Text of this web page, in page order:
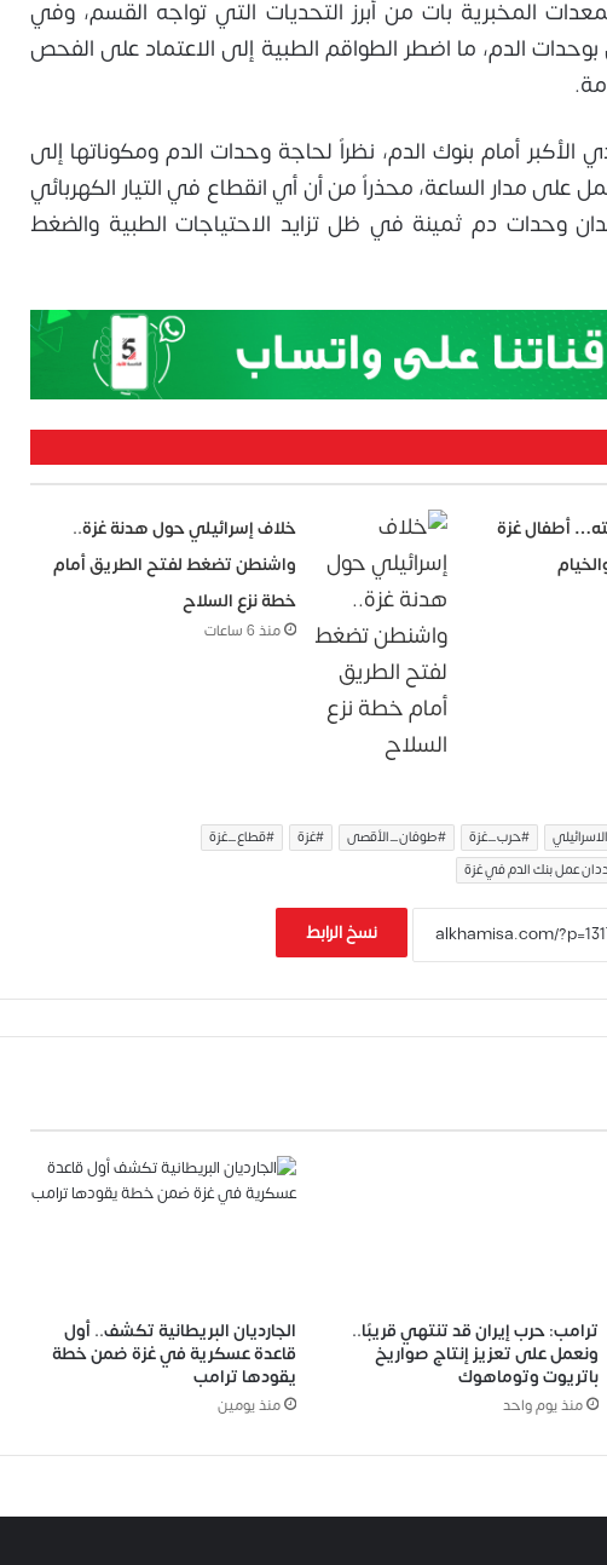
المخبرية بات من أبرز التحديات التي تواجه القسم، وفي
الدم، ما اضطر الطواقم الطبية إلى الاعتماد على الفحص
الأكبر أمام بنوك الدم، نظراً لحاجة وحدات الدم ومكوناتها إلى
مدار الساعة، محذراً من أن أي انقطاع في التيار الكهربائي
وحدات دم ثمينة في ظل تزايد الاحتياجات الطبية والضغط
أطفال غزة
خلاف إسرائيلي حول هدنة غزة..
واشنطن تضغط لفتح الطريق أمام
خطة نزع السلاح
منذ 6 ساعات
#حرب_غزة #طوفان_الأقصى #غزة
#قطاع_غزة
عمل بنك الدم في غزة
نسخ الرابط
ترامب: حرب إيران قد تنتهي قريبًا..
ونعمل على تعزيز إنتاج صواريخ
باتريوت وتوماهوك
منذ يوم واحد
الجارديان البريطانية تكشف.. أول
قاعدة عسكرية في غزة ضمن خطة
يقودها ترامب
منذ يومين